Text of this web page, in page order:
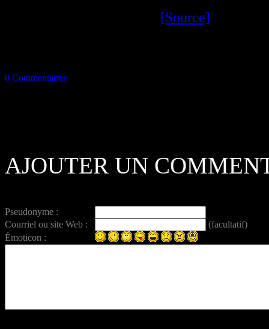
[Source]
0 Commentaires
AJOUTER UN
Pseudonyme :
Courriel ou site Web :
(facultatif)
Émoticon :